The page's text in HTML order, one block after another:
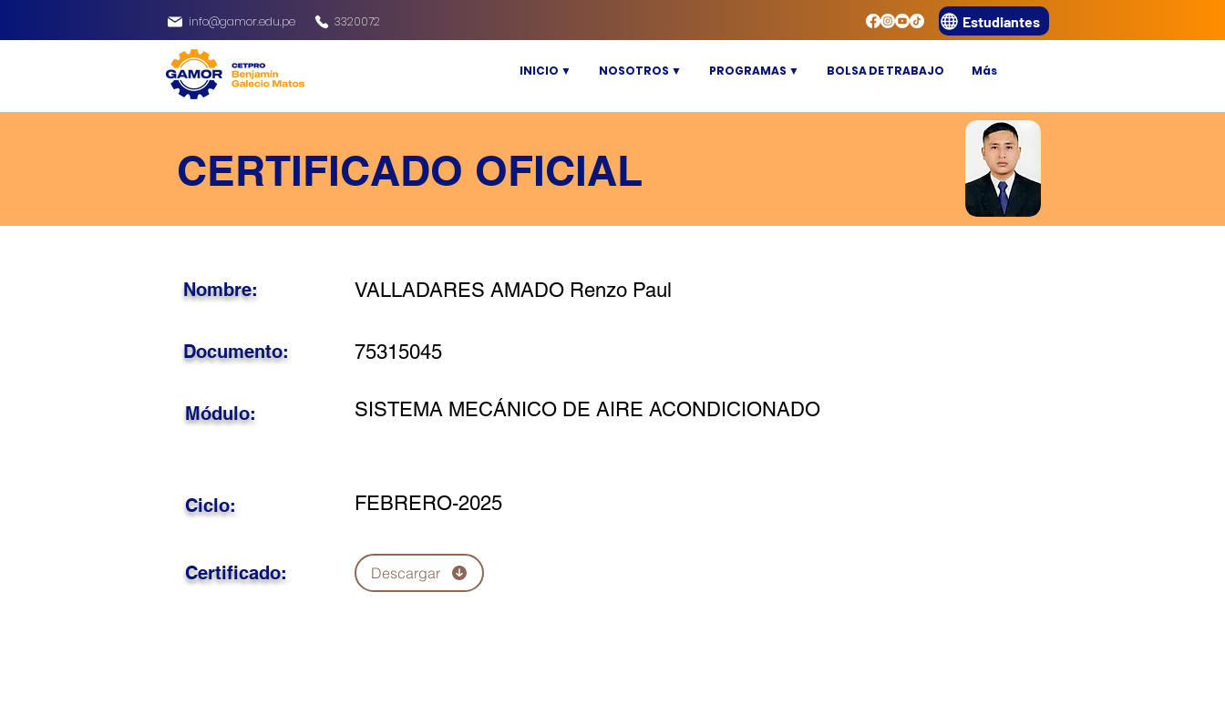
info@gamor.edu.pe 3320072 Estudiantes
INICIO ▼ NOSOTROS ▼ PROGRAMAS ▼ BOLSA DE TRABAJO Más
CERTIFICADO OFICIAL
VALLADARES AMADO Renzo Paul
Nombre:
75315045
Documento:
SISTEMA MECÁNICO DE AIRE ACONDICIONADO
Módulo:
FEBRERO-2025
Ciclo:
Certificado: Descargar